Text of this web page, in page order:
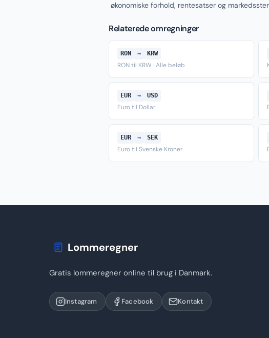
økonomiske forhold, rentesatser og
Relaterede omregninger
RON → KRW
RON til KRW · Alle beløb
EUR → USD
Euro til Dollar
EUR → SEK
Euro til Svenske Kroner
Lommeregner
Gratis lommeregner online til brug i Danmark.
Instagram Facebook Kontakt